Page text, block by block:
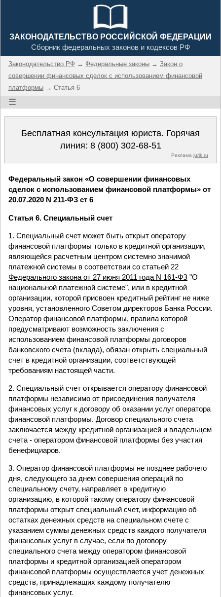
ЗАКОНОДАТЕЛЬСТВО РОССИЙСКОЙ ФЕДЕРАЦИИ
Сборник федеральных законов и кодексов РФ
Законодательство РФ → Федеральные законы → Закон о
совершении финансовых сделок с использованием финансовой
платформы → Статья 6
☰
Бесплатная консультация юриста. Горячая
линия: 8 (800) 302-68-51
Реклама jurik.ru
Федеральный закон «О совершении финансовых
сделок с использованием финансовой платформы» от
20.07.2020 N 211-ФЗ ст 6
Статья 6. Специальный счет
1. Специальный счет может быть открыт оператору
финансовой платформы только в кредитной организации,
являющейся расчетным центром системно значимой
платежной системы в соответствии со статьей 22
Федерального закона от 27 июня 2011 года N 161-ФЗ "О
национальной платежной системе", или в кредитной
организации, которой присвоен кредитный рейтинг не ниже
уровня, установленного Советом директоров Банка России.
Оператор финансовой платформы, правила которой
предусматривают возможность заключения с
использованием финансовой платформы договоров
банковского счета (вклада), обязан открыть специальный
счет в кредитной организации, соответствующей
требованиям настоящей части.
2. Специальный счет открывается оператору финансовой
платформы независимо от присоединения получателя
финансовых услуг к договору об оказании услуг оператора
финансовой платформы. Договор специального счета
заключается между кредитной организацией и владельцем
счета - оператором финансовой платформы без участия
бенефициаров.
3. Оператор финансовой платформы не позднее рабочего
дня, следующего за днем совершения операций по
специальному счету, направляет в кредитную
организацию, в которой такому оператору финансовой
платформы открыт специальный счет, информацию об
остатках денежных средств на специальном счете с
указанием суммы денежных средств каждого получателя
финансовых услуг в случае, если по договору
специального счета между оператором финансовой
платформы и кредитной организацией оператором
финансовой платформы осуществляется учет денежных
средств, принадлежащих каждому получателю
финансовых услуг.